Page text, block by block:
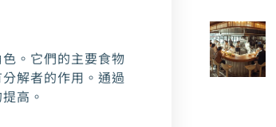
。它們的主要食物
解者的作用。通過
高。